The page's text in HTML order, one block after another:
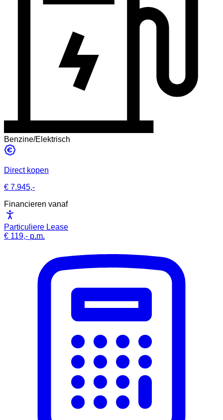
Benzine/Elektrisch
Direct kopen
€ 7.945,-
Financieren vanaf
Particuliere Lease
€ 119,- p.m.